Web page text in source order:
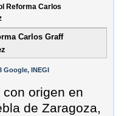
Reforma Carlos
Carlos Graff
Google, INEGI
origen en
de Zaragoza,